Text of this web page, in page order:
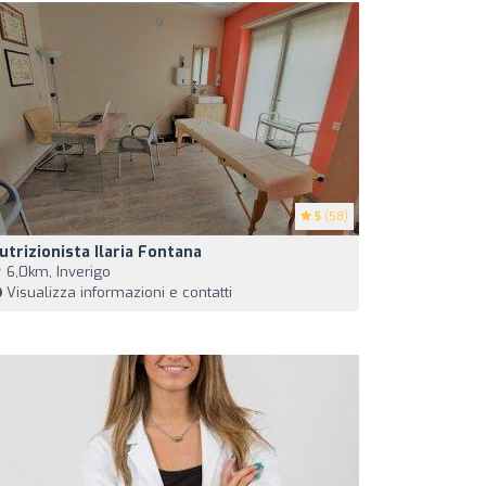
5 (58)
Ilaria Fontana
6,0km, Inverigo
Visualizza informazioni e contatti